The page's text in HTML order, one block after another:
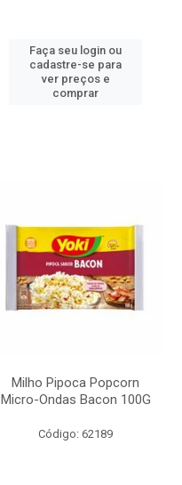
Faça seu login ou
cadastre-se para
ver preços e
comprar
Milho Pipoca Popcorn
Micro-Ondas Bacon 100G
Código: 62189